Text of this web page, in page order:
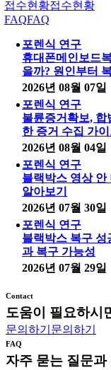
접수현황접수현황
FAQFAQ
포렌식 연구
휴대폰메인보드
을까? 원인부터
2026년 08월 07일
포렌식 연구
불륜증거확보, 합
한 증거 수집 가
2026년 08월 04일
포렌식 연구
블랙박스 영상 안
알아보기
2026년 07월 30일
포렌식 연구
블랙박스 복구 성
과 복구 가능성
2026년 07월 29일
Contact
도움이 필요하시
문의하기 문의하기
FAQ
자주 묻는 질문